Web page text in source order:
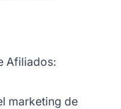
Afiliados:
marketing de